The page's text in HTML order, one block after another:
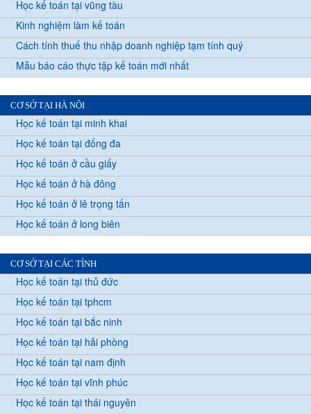
Học kế toán tại vũng tàu
Kinh nghiệm làm kế toán
Cách tính thuế thu nhập doanh nghiệp tạm tính quý
Mẫu báo cáo thực tập kế toán mới nhất
CƠ SỞ TẠI HÀ NỘI
Học kế toán tại minh khai
Học kế toán tại đống đa
Học kế toán ở cầu giấy
Học kế toán ở hà đông
Học kế toán ở lê trọng tấn
Học kế toán ở long biên
CƠ SỞ TẠI CÁC TỈNH
Học kế toán tại thủ đức
Học kế toán tại tphcm
Học kế toán tại bắc ninh
Học kế toán tại hải phòng
Học kế toán tại nam định
Học kế toán tại vĩnh phúc
Học kế toán tại thái nguyên